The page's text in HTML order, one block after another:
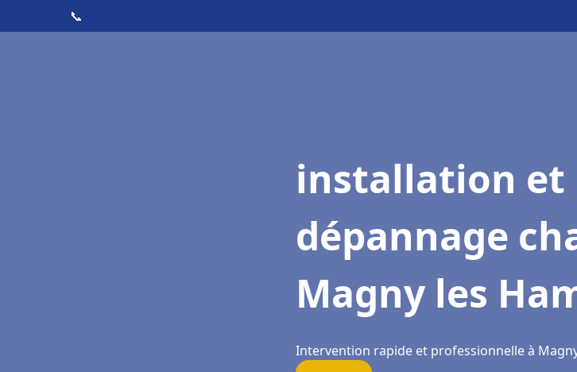
📞
installation et
dépannage
Magny les
Intervention rapide et professionnelle à